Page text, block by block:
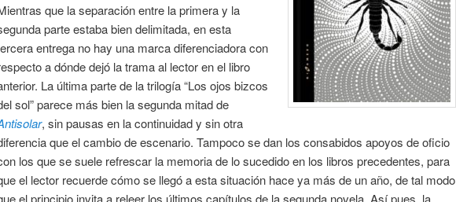
que la separación entre la primera y la
parte estaba bien delimitada, en esta
entrega no hay una marca diferenciadora con
a dónde dejó la trama al lector en el libro
La última parte de la trilogía “Los ojos bizcos
sol” parece más bien la segunda mitad de
, sin pausas en la continuidad y sin otra
que el cambio de escenario. Tampoco se dan los consabidos apoyos de oficio
los que se suele refrescar la memoria de lo sucedido en los libros precedentes, para
el lector recuerde cómo se llegó a esta situación hace ya más de un año, de tal modo
el principio invita a releer los últimos capítulos de la segunda novela. Así pues, la